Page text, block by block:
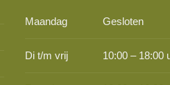
Maandag Gesloten
Di t/m vrij 10:00 – 18:00